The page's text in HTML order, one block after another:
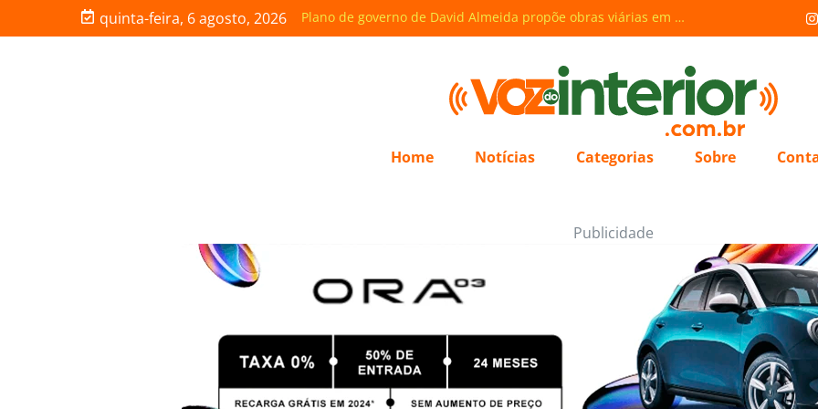
quinta-feira, 6 agosto, 2026 Roberto Cidade é confirmado Omar defende investimentos em Borba para consolidar município como polo regional no Madeira
Home Notícias Categorias Sobre
Publicidade